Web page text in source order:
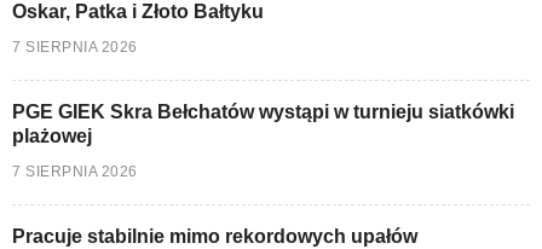
Oskar, Patka i Złoto Bałtyku
7 SIERPNIA 2026
PGE GIEK Skra Bełchatów wystąpi w turnieju siatkówki
plażowej
7 SIERPNIA 2026
Pracuje stabilnie mimo rekordowych upałów